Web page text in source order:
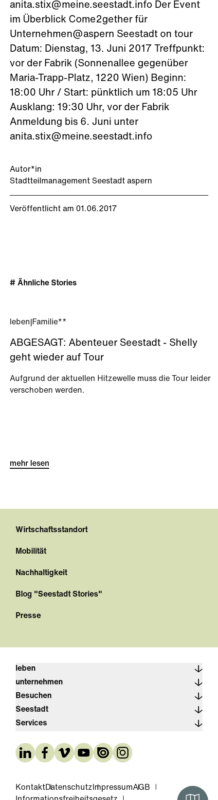
Autor*in
Stadtteilmanagement Seestadt aspern
Veröffentlicht am 01.06.2017
anita.stix@meine.seestadt.info Der Event
im Überblick Come2gether für
Unternehmen@aspern Seestadt on tour
Datum: Dienstag, 13. Juni 2017 Treffpunkt:
vor der Fabrik (Sonnenallee gegenüber
Maria-Trapp-Platz, 1220 Wien) Beginn:
18:00 Uhr / Start: pünktlich um 18:05 Uhr
Ausklang: 19:30 Uhr, vor der Fabrik
Anmeldung bis 6. Juni unter
anita.stix@meine.seestadt.info
# Ähnliche Stories
leben Familie**
ABGESAGT: Abenteuer Seestadt - Shelly
geht wieder auf Tour
Aufgrund der aktuellen Hitzewelle muss die Tour leider
verschoben werden.
mehr lesen
Wirtschaftsstandort
Mobilität
Nachhaltigkeit
Blog "Seestadt Stories"
Presse
leben
unternehmen
Besuchen
Seestadt
Services
KontaktDatenschutz ImpressumAGB